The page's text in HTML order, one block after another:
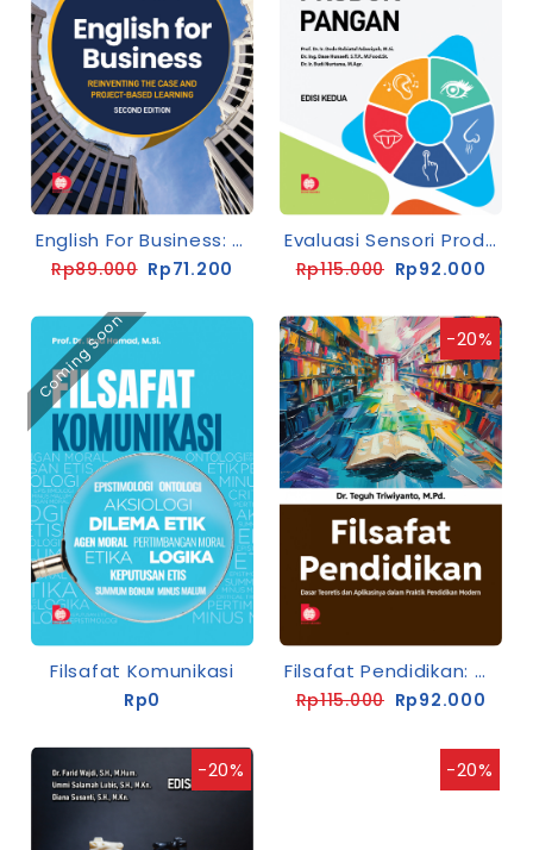
English For Business: Reinventing The Case And Project-Based Learning Second Edition
Rp89.000 Rp71.200
Evaluasi Sensori Produk Pangan (Edisi Kedua)
Rp115.000 Rp92.000
Coming Soon
Filsafat Komunikasi
Rp0
-20%
Filsafat Pendidikan: Dasar Teoretis Dan Aplikasinya Dalam Praktik Pendidikan Modern
Rp115.000 Rp92.000
-20% -20%